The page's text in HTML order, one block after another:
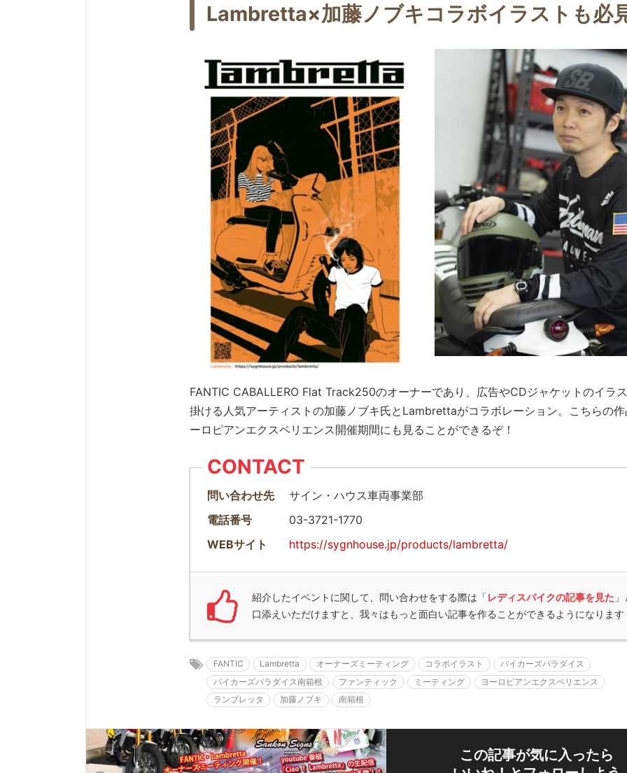
Lambretta×加藤ノブキコラボイラストも必
FANTIC CABALLERO Flat Track250のオーナーであり、広告やCDジャケットのイラ
掛ける人気アーティストの加藤ノブキ氏とLambrettaがコラボレーション。こちらの
ーロピアンエクスペリエンス開催期間にも見ることができるぞ！
CONTACT
問い合わせ先
サイン・ハウス車両事業部
電話番号
03-3721-1770
WEBサイト
https://sygnhouse.jp/products/lambretta/
紹介したイベントに関して、問い合わせをする際は「レディスバイクの記事を見た
口添えいただけますと、我々はもっと面白い記事を作ることができるようになります
FANTIC Lambretta オーナーズミーティング コラボイラスト
バイカーズパラダイス
バイカーズパラダイス南箱根
ファンティック ミーティング
ヨーロピアンエクスペリエンス
ランブレッタ
加藤ノブキ 南箱根
この記事が気に入ったら